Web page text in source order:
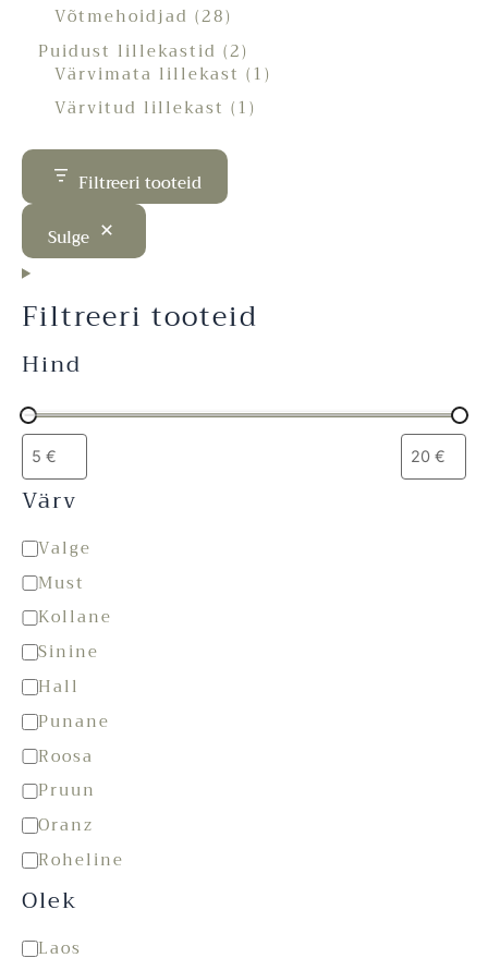
Võtmehoidjad 28
Puidust lillekastid 2
Värvimata lillekast
1
Värvitud lillekast
1
Filtreeri tooteid
Sulge
Filtreeri tooteid
Hind
Värv
Valge
Must
Kollane
Sinine
Hall
Punane
Roosa
Pruun
Oranz
Roheline
Olek
Laos